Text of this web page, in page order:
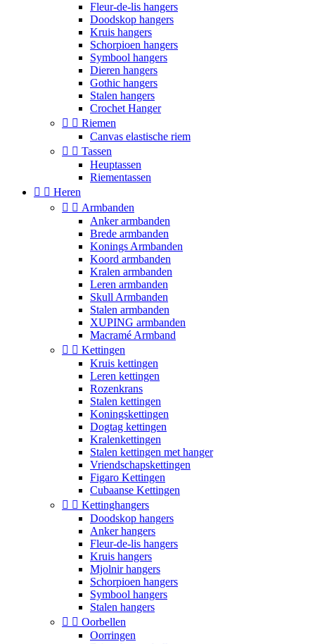
Fleur-de-lis hangers
Doodskop hangers
Kruis hangers
Schorpioen hangers
Symbool hangers
Dieren hangers
Gothic hangers
Stalen hangers
Crochet Hanger
  Riemen
Canvas elastische riem
  Tassen
Heuptassen
Riementassen
  Heren
  Armbanden
Anker armbanden
Brede armbanden
Konings Armbanden
Koord armbanden
Kralen armbanden
Leren armbanden
Skull Armbanden
Stalen armbanden
XUPING armbanden
Macramé Armband
  Kettingen
Kruis kettingen
Leren kettingen
Rozenkrans
Stalen kettingen
Koningskettingen
Dogtag kettingen
Kralenkettingen
Stalen kettingen met hanger
Vriendschapskettingen
Figaro Kettingen
Cubaanse Kettingen
  Kettinghangers
Doodskop hangers
Anker hangers
Fleur-de-lis hangers
Kruis hangers
Mjolnir hangers
Schorpioen hangers
Symbool hangers
Stalen hangers
  Oorbellen
Oorringen